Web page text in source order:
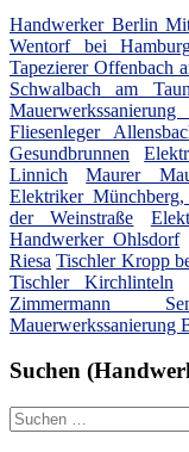
Handwerker Berlin
Wentorf bei
Tapezierer Offenbach
Schwalbach am
Fliesenleger
Gesundbrunnen
Linnich
Maurer
Elektriker Münchberg,
der Weinstraße
Handwerker Ohlsdorf
Riesa Tischler Kropp
Tischler Kirchlinteln
Zimmermann
Mauerwerkssanierung
Suchen
Suche
nach: